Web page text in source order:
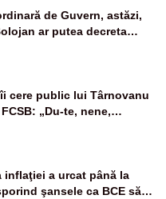
de Guvern, astăzi,
ar putea decreta
energetică
cere public lui Târnovanu
„Du-te, nene,
inflaţiei a urcat până la
şansele ca BCE să